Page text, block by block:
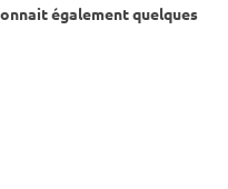
également quelques